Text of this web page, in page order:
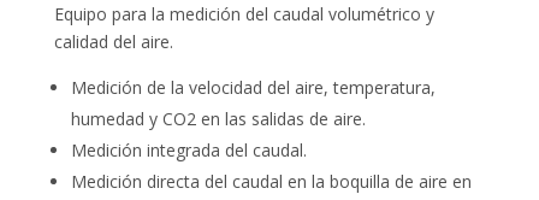
Equipo para la medición del caudal volumétrico y
calidad del aire.
Medición de la velocidad del aire, temperatura,
humedad y CO2 en las salidas de aire.
Medición integrada del caudal.
Medición directa del caudal en la boquilla de aire en